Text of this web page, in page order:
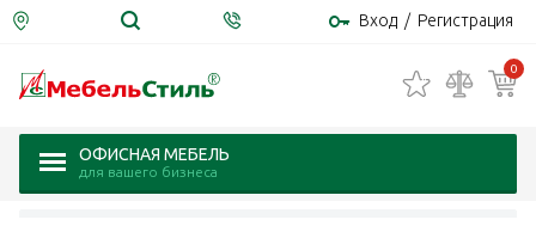
Вход / Регистрация
0
ОФИСНАЯ МЕБЕЛЬ
для вашего бизнеса